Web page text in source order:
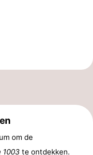
om de
1003 te ontdekken.